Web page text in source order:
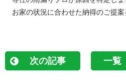
お家の状況に合わせた納得のご提案
次の記事 一覧